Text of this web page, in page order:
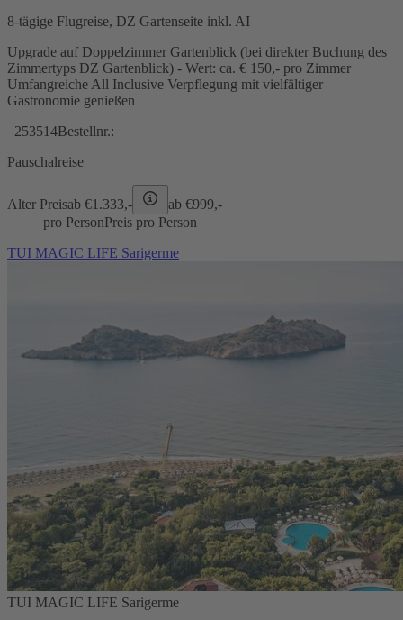
8-tägige Flugreise, DZ Gartenseite inkl. AI
Upgrade auf Doppelzimmer Gartenblick (bei direkter Buchung des
Zimmertyps DZ Gartenblick) - Wert: ca. € 150,- pro Zimmer
Umfangreiche All Inclusive Verpflegung mit vielfältiger
Gastronomie genießen
253514Bestellnr.:
Pauschalreise
Alter Preisab €1.333,- ab €999,-
pro PersonPreis pro Person
TUI MAGIC LIFE Sarigerme
TUI MAGIC LIFE Sarigerme